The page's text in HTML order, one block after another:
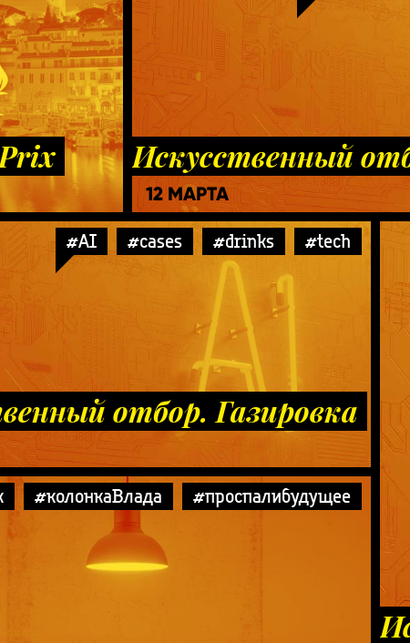
Искусственный
12 МАРТА
#AI #cases #drinks #tech
отбор. Газировка
#колонкаВлада #проспалибудущее